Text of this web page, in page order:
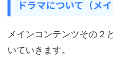
ドラマについて（メイ
メインコンテンツその２
いていきます。